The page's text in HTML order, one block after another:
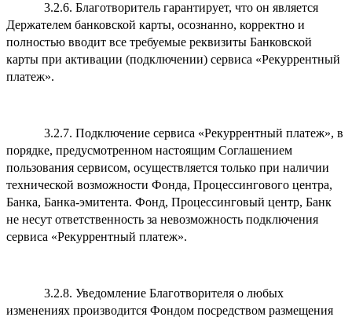
3.2.6. Благотворитель гарантирует, что он является
Держателем банковской карты, осознанно, корректно и
полностью вводит все требуемые реквизиты Банковской
карты при активации (подключении) сервиса «Рекуррентный
платеж».
3.2.7. Подключение сервиса «Рекуррентный платеж», в
порядке, предусмотренном настоящим Соглашением
пользования сервисом, осуществляется только при наличии
технической возможности Фонда, Процессингового центра,
Банка, Банка-эмитента. Фонд, Процессинговый центр, Банк
не несут ответственность за невозможность подключения
сервиса «Рекуррентный платеж».
3.2.8. Уведомление Благотворителя о любых
изменениях производится Фондом посредством размещения